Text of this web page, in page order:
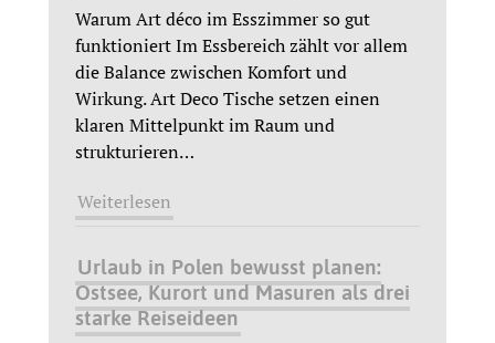
Warum Art déco im Esszimmer so gut
funktioniert Im Essbereich zählt vor allem
die Balance zwischen Komfort und
Wirkung. Art Deco Tische setzen einen
klaren Mittelpunkt im Raum und
strukturieren…
Weiterlesen
Urlaub in Polen bewusst planen:
Ostsee, Kurort und Masuren als drei
starke Reiseideen